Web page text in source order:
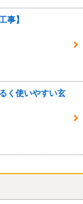
事】
く使いやすい玄